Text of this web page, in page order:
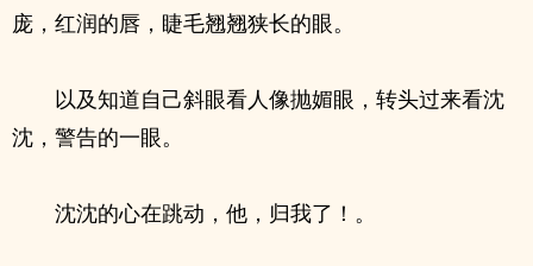
庞，红润的唇，睫毛翘翘狭长的眼。
以及知道自己斜眼看人像抛媚眼，转头过来看沈
沈，警告的一眼。
沈沈的心在跳动，他，归我了！。